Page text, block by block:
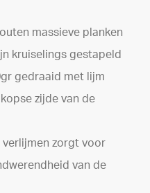
massieve planken
kruiselings gestapeld
gedraaid met lijm
zijde van de
verlijmen zorgt voor
van de